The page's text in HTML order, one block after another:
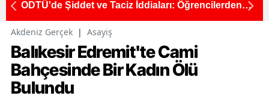
ODTÜ'de Şiddet ve Taciz İddiaları: Öğrencilerden
Akdeniz Gerçek | Asayiş
Balıkesir Edremit'te Cami
Bahçesinde Bir Kadın Ölü
Bulundu